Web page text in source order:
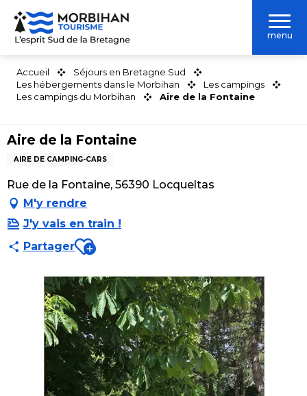
Aller
contenu
menu
Accueil
Séjours en Bretagne Sud
Les hébergements dans le Morbihan
Les campings
Les campings du Morbihan
Aire de la Fontaine
Aire de la Fontaine
AIRE DE CAMPING-CARS
Rue de la Fontaine, 56390 Locqueltas
M'y rendre
J'y vais en train !
PartagerAjouter aux favoris